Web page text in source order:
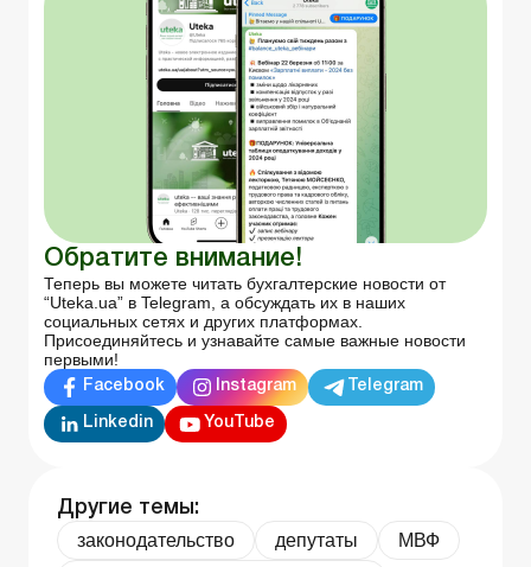
Обратите внимание!
Теперь вы можете читать бухгалтерские новости от
“Uteka.ua” в Telegram, а обсуждать их в наших
социальных сетях и других платформах.
Присоединяйтесь и узнавайте самые важные новости
первыми!
Facebook Instagram Telegram
Linkedin YouTube
Другие темы:
законодательство депутаты
МВФ